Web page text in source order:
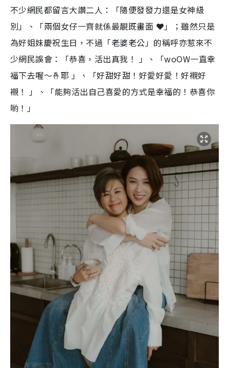
不少網民都留言大讚二人：「隨便發發力還是女神級
別」、「兩個女仔一齊就係最靚既畫面 ❤️」；雖然只是
為好姐妹慶祝生日，不過「老婆老公」的稱呼亦惹來不
少網民誤會：「恭喜，活出真我！ 」、「woOW一直幸
福下去喔～🤞耶 」、「好甜好甜！好愛好愛！好襯好
襯！ 」、「能夠活出自己喜愛的方式是幸福的！恭喜你
喲！」